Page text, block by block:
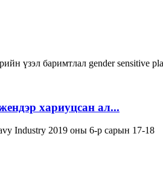
үзэл баримтлал gender sensitive
хариуцсан ал...
Industry 2019 оны 6-р сарын 17-18